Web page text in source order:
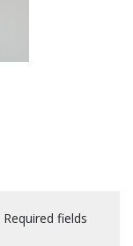
Required fields